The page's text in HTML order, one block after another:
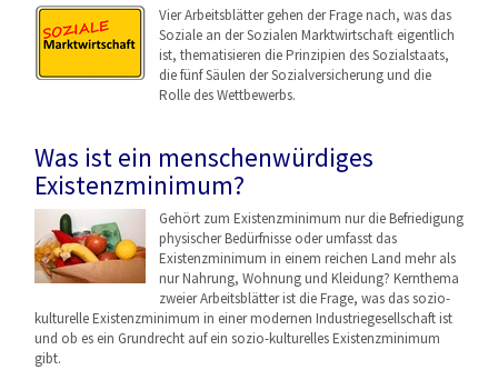
Vier Arbeitsblätter gehen der Frage nach, was das
Soziale an der Sozialen Marktwirtschaft eigentlich
ist, thematisieren die Prinzipien des Sozialstaats,
die fünf Säulen der Sozialversicherung und die
Rolle des Wettbewerbs.
Was ist ein menschenwürdiges
Existenzminimum?
Gehört zum Existenzminimum nur die Befriedigung
physischer Bedürfnisse oder umfasst das
Existenzminimum in einem reichen Land mehr als
nur Nahrung, Wohnung und Kleidung? Kernthema
zweier Arbeitsblätter ist die Frage, was das sozio-
kulturelle Existenzminimum in einer modernen Industriegesellschaft ist
und ob es ein Grundrecht auf ein sozio-kulturelles Existenzminimum
gibt.